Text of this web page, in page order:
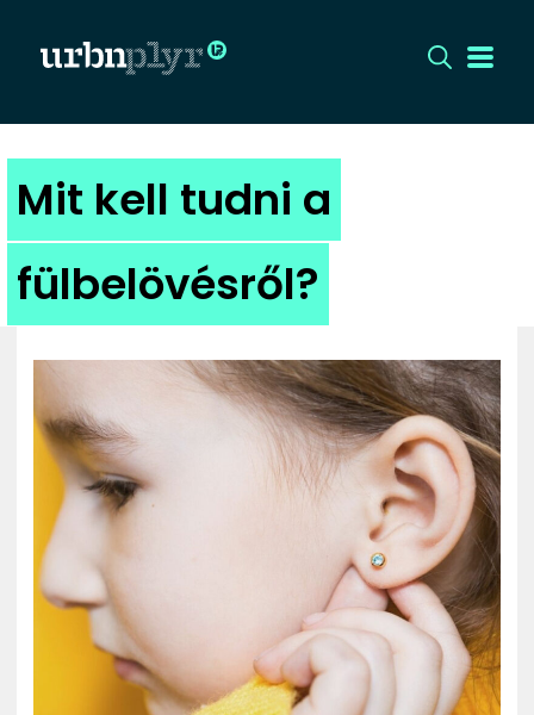
CÍMLAP
DIZÁJN
DIVAT
HIP
KULT
UTCA
MÉDIAAJÁNLAT
IMPRESSZUM
PR-ARCHÍVUM
ADATKEZELÉSI TÁJÉKOZTATÓ
Mit kell tudni a
fülbelövésről?